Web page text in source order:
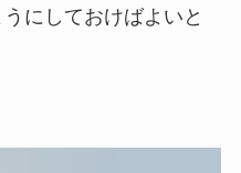
にしておけばよいと